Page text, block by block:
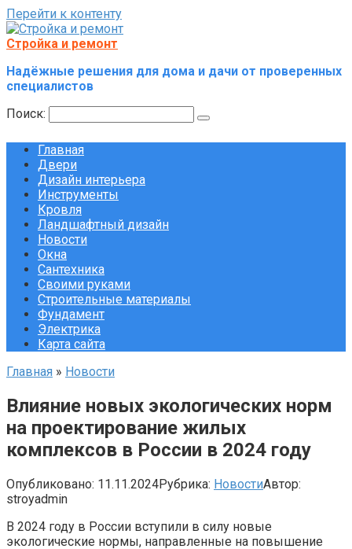
Перейти к контенту
Стройка и ремонт
Надёжные решения для дома и дачи от проверенных
специалистов
Поиск:
Главная
Двери
Дизайн интерьера
Инструменты
Кровля
Ландшафтный дизайн
Новости
Окна
Сантехника
Своими руками
Строительные материалы
Фундамент
Электрика
Карта сайта
Главная » Новости
Влияние новых экологических норм
на проектирование жилых
комплексов в России в 2024 году
Опубликовано: 11.11.2024Рубрика: НовостиАвтор:
stroyadmin
В 2024 году в России вступили в силу новые
экологические нормы, направленные на повышение